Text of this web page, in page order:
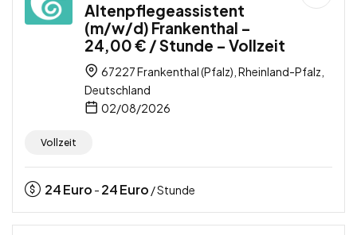
Altenpflegeassistent
(m/w/d) Frankenthal –
24,00 € / Stunde – Vollzeit
67227 Frankenthal (Pfalz), Rheinland-Pfalz,
Deutschland
02/08/2026
Vollzeit
24Euro - 24Euro / Stunde